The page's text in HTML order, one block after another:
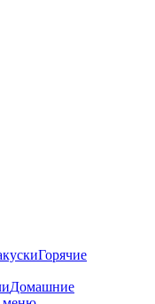
Горячие
Домашние